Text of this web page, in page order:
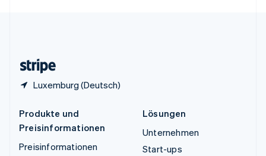
Luxemburg (Deutsch)
Produkte und
Preisinformationen
Preisinformationen
Lösungen
Unternehmen
Start-ups